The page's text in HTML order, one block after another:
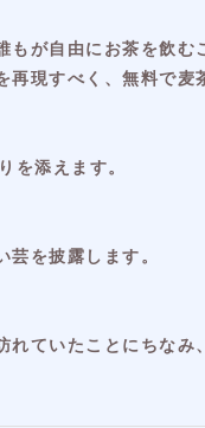
もが自由にお茶を飲
現すべく、無料で麦
を添えます。
を披露します。
ていたことにちな